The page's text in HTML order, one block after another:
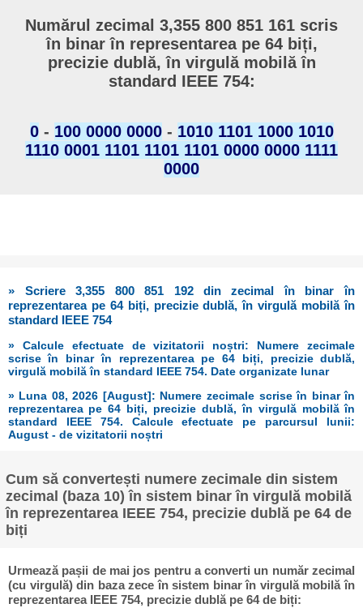
Numărul zecimal 3,355 800 851 161 scris
în binar în representarea pe 64 biți,
precizie dublă, în virgulă mobilă în
standard IEEE 754:
0- 100 0000 0000- 1010 1101 1000 1010
1110 0001 1101 1101 1101 0000 0000 1111
0000
» Scriere 3,355 800 851 192 din zecimal în binar în
reprezentarea pe 64 biți, precizie dublă, în virgulă mobilă în
standard IEEE 754
» Calcule efectuate de vizitatorii noștri: Numere zecimale
scrise în binar în reprezentarea pe 64 biți, precizie dublă,
virgulă mobilă în standard IEEE 754. Date organizate lunar
» Luna 08, 2026 [August]: Numere zecimale scrise în binar în
reprezentarea pe 64 biți, precizie dublă, în virgulă mobilă în
standard IEEE 754. Calcule efectuate pe parcursul lunii:
August - de vizitatorii noștri
Cum să convertești numere zecimale din sistem
zecimal (baza 10) în sistem binar în virgulă mobilă
în reprezentarea IEEE 754, precizie dublă pe 64 de
biți
Urmează pașii de mai jos pentru a converti un număr zecimal
(cu virgulă) din baza zece în sistem binar în virgulă mobilă în
reprezentarea IEEE 754, precizie dublă pe 64 de biți: